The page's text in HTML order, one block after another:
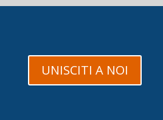
UNISCITI A NOI